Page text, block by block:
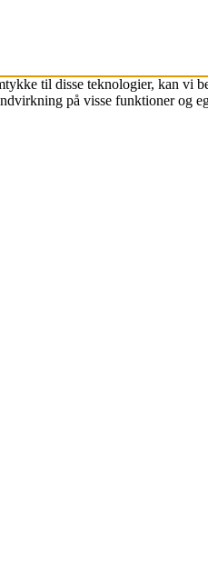
til disse teknologier, kan vi
på visse funktioner og